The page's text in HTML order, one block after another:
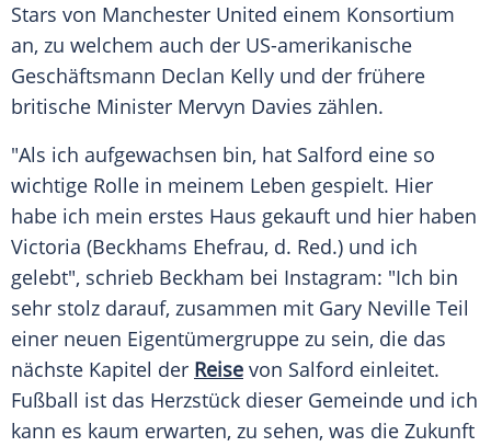
Stars von Manchester United einem Konsortium
an, zu welchem auch der US-amerikanische
Geschäftsmann Declan Kelly und der frühere
britische Minister Mervyn Davies zählen.
"Als ich aufgewachsen bin, hat Salford eine so
wichtige Rolle in meinem Leben gespielt. Hier
habe ich mein erstes Haus gekauft und hier haben
Victoria (Beckhams Ehefrau, d. Red.) und ich
gelebt", schrieb Beckham bei Instagram: "Ich bin
sehr stolz darauf, zusammen mit Gary Neville Teil
einer neuen Eigentümergruppe zu sein, die das
nächste Kapitel der Reise von Salford einleitet.
Fußball ist das Herzstück dieser Gemeinde und ich
kann es kaum erwarten, zu sehen, was die Zukunft